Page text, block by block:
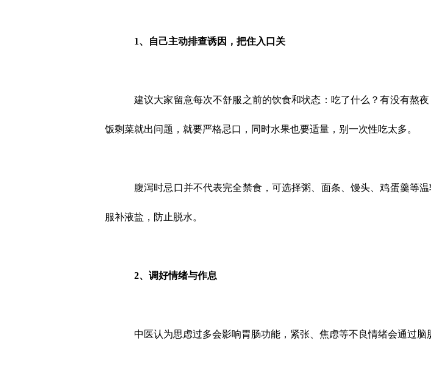
1、 自己主动排查诱因，把住入口关
建议大家留意每次不舒服之前的饮食和状态：吃了什么？有没有熬
饭剩菜就出问题，就要严格忌口，同时水果也要适量，别一次性吃太多。
腹泻时忌口并不代表完全禁食，可选择粥、面条、馒头、鸡蛋羹等
服补液盐，防止脱水。
2、 调好情绪与作息
中医认为思虑过多会影响胃肠功能，紧张、焦虑等不良情绪会通过脑